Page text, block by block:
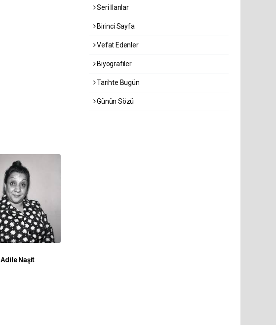
Adile Naşit
Seri İlanlar
Birinci Sayfa
Vefat Edenler
Biyografiler
Tarihte Bugün
Günün Sözü